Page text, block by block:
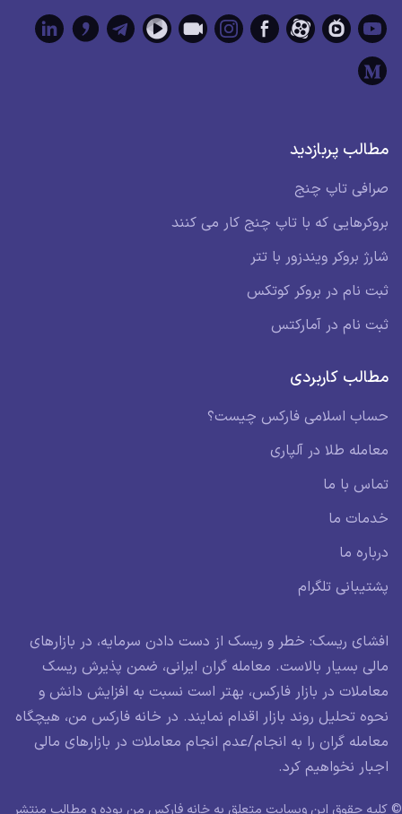
مطالب پربازدید
صرافی تاپ چنج
بروکرهایی که با تاپ چنج کار می کنند
شارژ بروکر ویندزور با تتر
ثبت نام در بروکر کوتکس
ثبت نام در آمارکتس
مطالب کاربردی
حساب اسلامی فارکس چیست؟
معامله طلا در آلپاری
تماس با ما
خدمات ما
درباره ما
پشتیبانی تلگرام
افشای ریسک: خطر و ریسک از دست دادن سرمایه، در بازارهای
مالی بسیار بالاست. معامله گران ایرانی، ضمن پذیرش ریسک
معاملات در بازار فارکس، بهتر است نسبت به افزایش دانش و
نحوه تحلیل روند بازار اقدام نمایند. در خانه فارکس من، هیچگاه
معامله گران را به انجام/عدم انجام معاملات در بازارهای مالی
اجبار نخواهیم کرد.
© کلیه حقوق این وبسایت متعلق به خانه فارکس من بوده و مطالب منتشر